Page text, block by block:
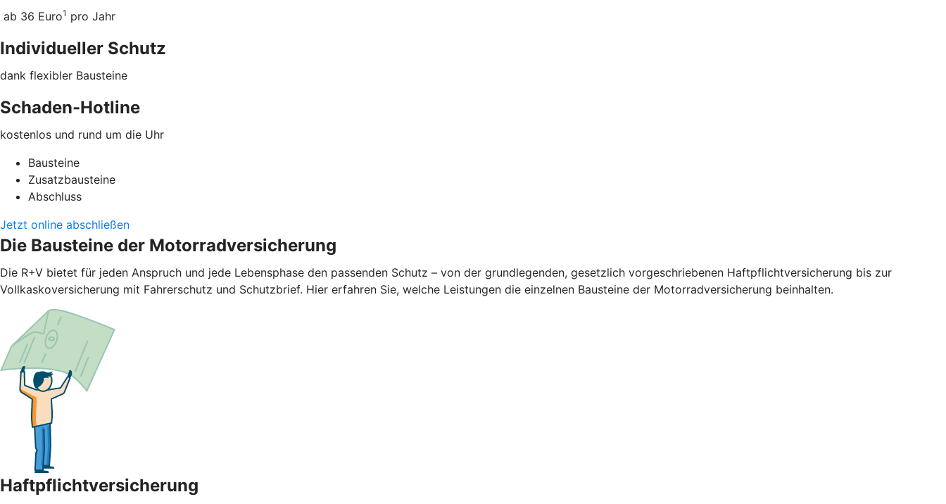
ab 36 Euro1 pro Jahr
Individueller Schutz
dank flexibler Bausteine
Schaden-Hotline
kostenlos und rund um die Uhr
Bausteine
Zusatzbausteine
Abschluss
Jetzt online abschließen
Die Bausteine der Motorradversicherung
Die R+V bietet für jeden Anspruch und jede Lebensphase den passenden Schutz – von der grundlegenden, gesetzlich vorgeschriebenen Haftpflichtversicherung bis zur
Vollkaskoversicherung mit Fahrerschutz und Schutzbrief. Hier erfahren Sie, welche Leistungen die einzelnen Bausteine der Motorradversicherung beinhalten.
Haftpflichtversicherung